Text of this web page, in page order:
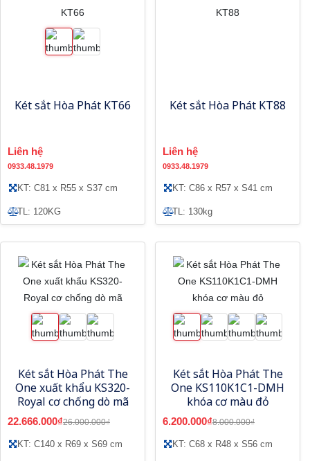
Két sắt Hòa Phát KT66
Liên hệ
0933.48.1979
KT: C81 x R55 x S37 cm
TL: 120KG
Két sắt Hòa Phát KT88
Liên hệ
0933.48.1979
KT: C86 x R57 x S41 cm
TL: 130kg
Két sắt Hòa Phát The
One xuất khẩu KS320-
Royal cơ chống dò mã
22.666.000₫26.000.000₫
KT: C140 x R69 x S69 cm
Két sắt Hòa Phát The
One KS110K1C1-DMH
khóa cơ màu đỏ
6.200.000₫8.000.000₫
KT: C68 x R48 x S56 cm